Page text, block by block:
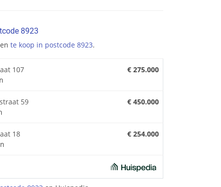
8923
te koop in postcode 8923.
107
€ 275.000
59
€ 450.000
18
€ 254.000